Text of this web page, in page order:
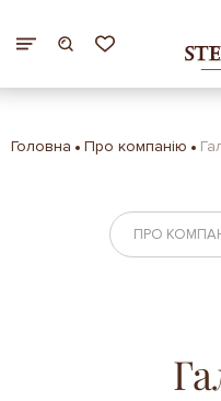
Головна Про компанію
ПРО